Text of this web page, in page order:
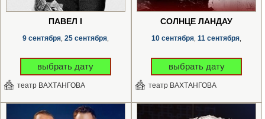
ПАВЕЛ I
9 сентября, 25 сентября,
выбрать дату
театр ВАХТАНГОВА
СОЛНЦЕ ЛАНДАУ
10 сентября 11 сентября
выбрать дату
театр ВАХТАНГОВА